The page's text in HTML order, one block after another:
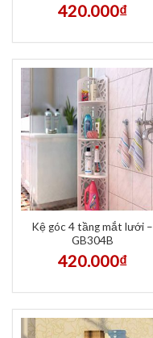
420.000₫
Kệ góc 4 tầng mắt lưới –
GB304B
420.000₫